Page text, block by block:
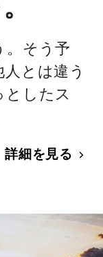
。そう予
とは違う
としたス
詳細を見る